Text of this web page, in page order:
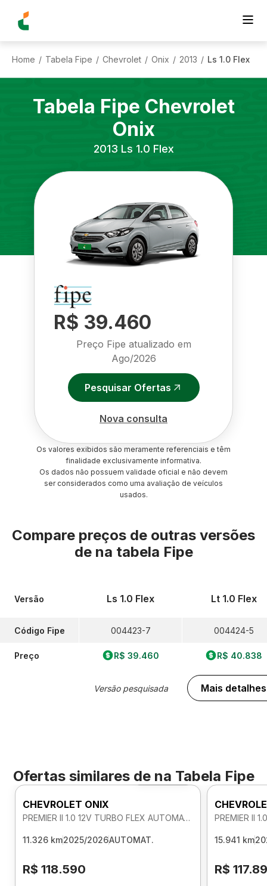
Home / Tabela Fipe / Chevrolet / Onix / 2013 / Ls 1.0 Flex
Tabela Fipe Chevrolet
Onix
2013 Ls 1.0 Flex
R$ 39.460
Preço Fipe atualizado em
Ago/2026
Pesquisar Ofertas
Nova consulta
Os valores exibidos são meramente referenciais e têm
finalidade exclusivamente informativa.
Os dados não possuem validade oficial e não devem
ser considerados como uma avaliação de veículos
usados.
Compare preços de outras versões
de na tabela Fipe
Versão
Código Fipe
Preço
Ls 1.0 Flex
004423-7
R$ 39.460
Versão pesquisada
Lt 1.0 Flex
004424-5
R$ 40.838
Mais detalhes
Ofertas similares de na Tabela Fipe
Foto 360º
CHEVROLET ONIX
PREMIER II 1.0 12V TURBO FLEX AUTOMATICO
11.326 km2025/2026AUTOMAT.
R$ 118.590
15.941 km
R$